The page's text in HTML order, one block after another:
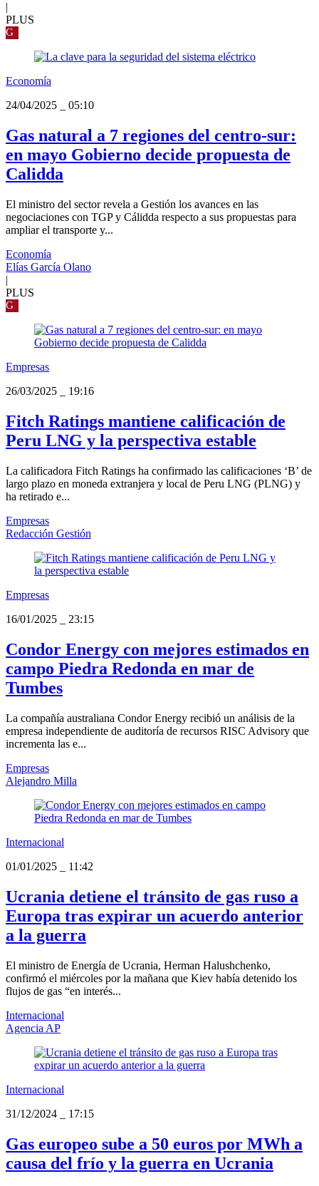
|
PLUS
G
Economía
24/04/2025
05:10
Gas natural a 7 regiones del centro-sur:
en mayo Gobierno decide propuesta de
Calidda
El ministro del sector revela a Gestión los avances en las
negociaciones con TGP y Cálidda respecto a sus propuestas para
ampliar el transporte y...
Economía
Elías García Olano
|
PLUS
G
Empresas
26/03/2025
19:16
Fitch Ratings mantiene calificación de
Peru LNG y la perspectiva estable
La calificadora Fitch Ratings ha confirmado las calificaciones ‘B’ de
largo plazo en moneda extranjera y local de Peru LNG (PLNG) y
ha retirado e...
Empresas
Redacción Gestión
Empresas
16/01/2025
23:15
Condor Energy con mejores estimados en
campo Piedra Redonda en mar de
Tumbes
La compañía australiana Condor Energy recibió un análisis de la
empresa independiente de auditoría de recursos RISC Advisory que
incrementa las e...
Empresas
Alejandro Milla
Internacional
01/01/2025
11:42
Ucrania detiene el tránsito de gas ruso a
Europa tras expirar un acuerdo anterior
a la guerra
El ministro de Energía de Ucrania, Herman Halushchenko,
confirmó el miércoles por la mañana que Kiev había detenido los
flujos de gas “en interés...
Internacional
Agencia AP
Internacional
31/12/2024
17:15
Gas europeo sube a 50 euros por MWh a
causa del frío y la guerra en Ucrania